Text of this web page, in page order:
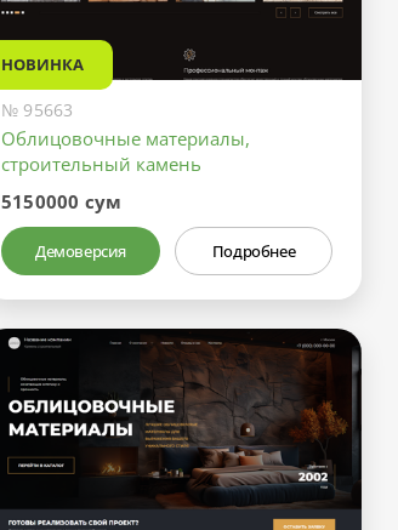
НОВИНКА
№ 95663
Облицовочные материалы,
строительный камень
5150000 сум
Демоверсия Подробнее